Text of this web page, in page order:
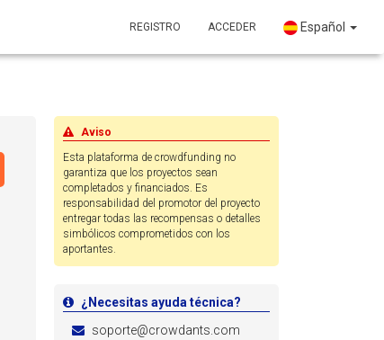
REGISTRO ACCEDER Español
Aviso
Esta plataforma de crowdfunding no
garantiza que los proyectos sean
completados y financiados. Es
responsabilidad del promotor del proyecto
entregar todas las recompensas o detalles
simbólicos comprometidos con los
aportantes.
¿Necesitas ayuda técnica?
soporte@crowdants.com